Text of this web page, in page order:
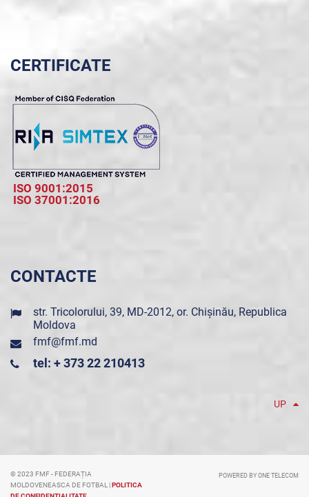
CERTIFICATE
ISO 9001:2015
ISO 37001:2016
CONTACTE
str. Tricolorului, 39, MD-2012, or. Chișinău, Republica
Moldova
fmf@fmf.md
tel: + 373 22 210413
UP
© 2023 FMF - FEDERAȚIA
MOLDOVENEASCA DE FOTBAL |POLITICA
POWERED BY ONE TELECOM